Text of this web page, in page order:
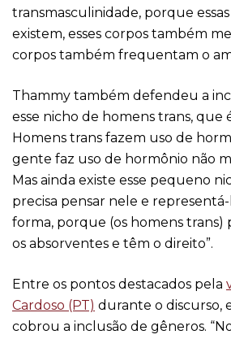
transmasculinidade, porque
existem, esses corpos também
corpos também frequentam o
Thammy também defendeu a
esse nicho de homens trans, que
Homens trans fazem uso de
gente faz uso de hormônio não
Mas ainda existe esse pequeno
precisa pensar nele e
forma, porque (os homens trans)
os absorventes e têm o direito”.
Entre os pontos destacados pela
Cardoso (PT) durante o discurso,
cobrou a inclusão de gêneros.